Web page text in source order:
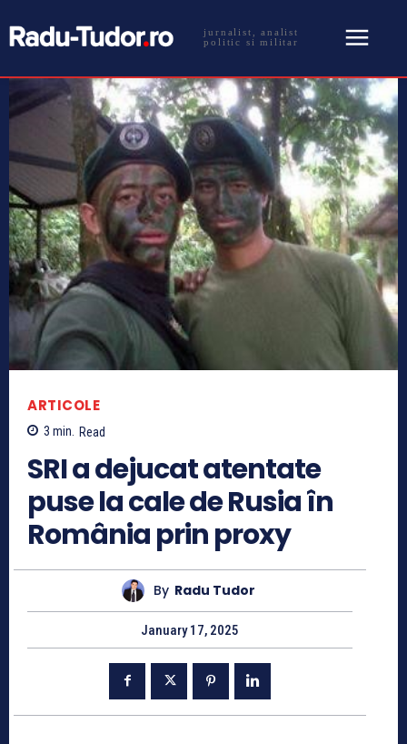
jurnalist, analist
politic si militar
ARTICOLE
3 min. Read
SRI a dejucat atentate
puse la cale de Rusia în
România prin proxy
By Radu Tudor
January 17, 2025